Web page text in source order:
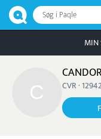
Søg i Paqle
MIN
CVR ·